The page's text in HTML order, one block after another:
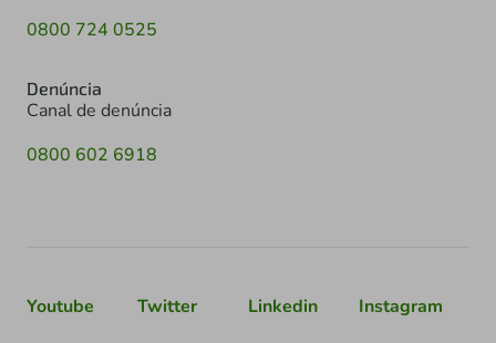
0800 724 0525
Denúncia
Canal de denúncia
0800 602 6918
Youtube Twitter Linkedin Instagram